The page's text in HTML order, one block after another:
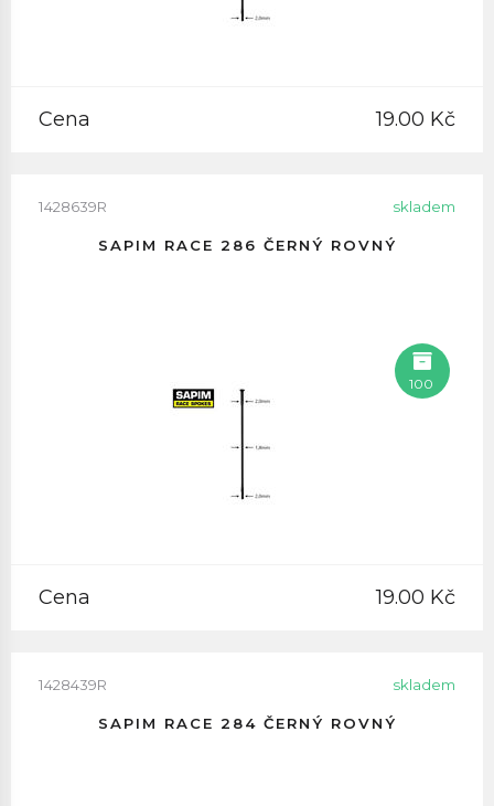
Cena 19.00 Kč
1428639R skladem
SAPIM RACE 286 ČERNÝ ROVNÝ
100
Cena 19.00 Kč
1428439R skladem
SAPIM RACE 284 ČERNÝ ROVNÝ